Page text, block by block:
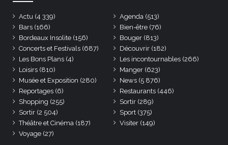
Actu (4 339) Agenda (513)
Bars (166) Bien-être (76)
Bordeaux Insolite (156) Bouger (813)
Concerts et Festivals (687) Découvrir (182)
Les Bons Plans (4) Les incontournables (266)
Loisirs (810) Manger (623)
Musée et Exposition (280) News (5 876)
Reportages (6) Restaurants (446)
Shopping (255) Sortir (289)
Sortir (2 504) Sport (375)
Théâtre et Cinéma (187) Visiter (149)
Voyage (27)